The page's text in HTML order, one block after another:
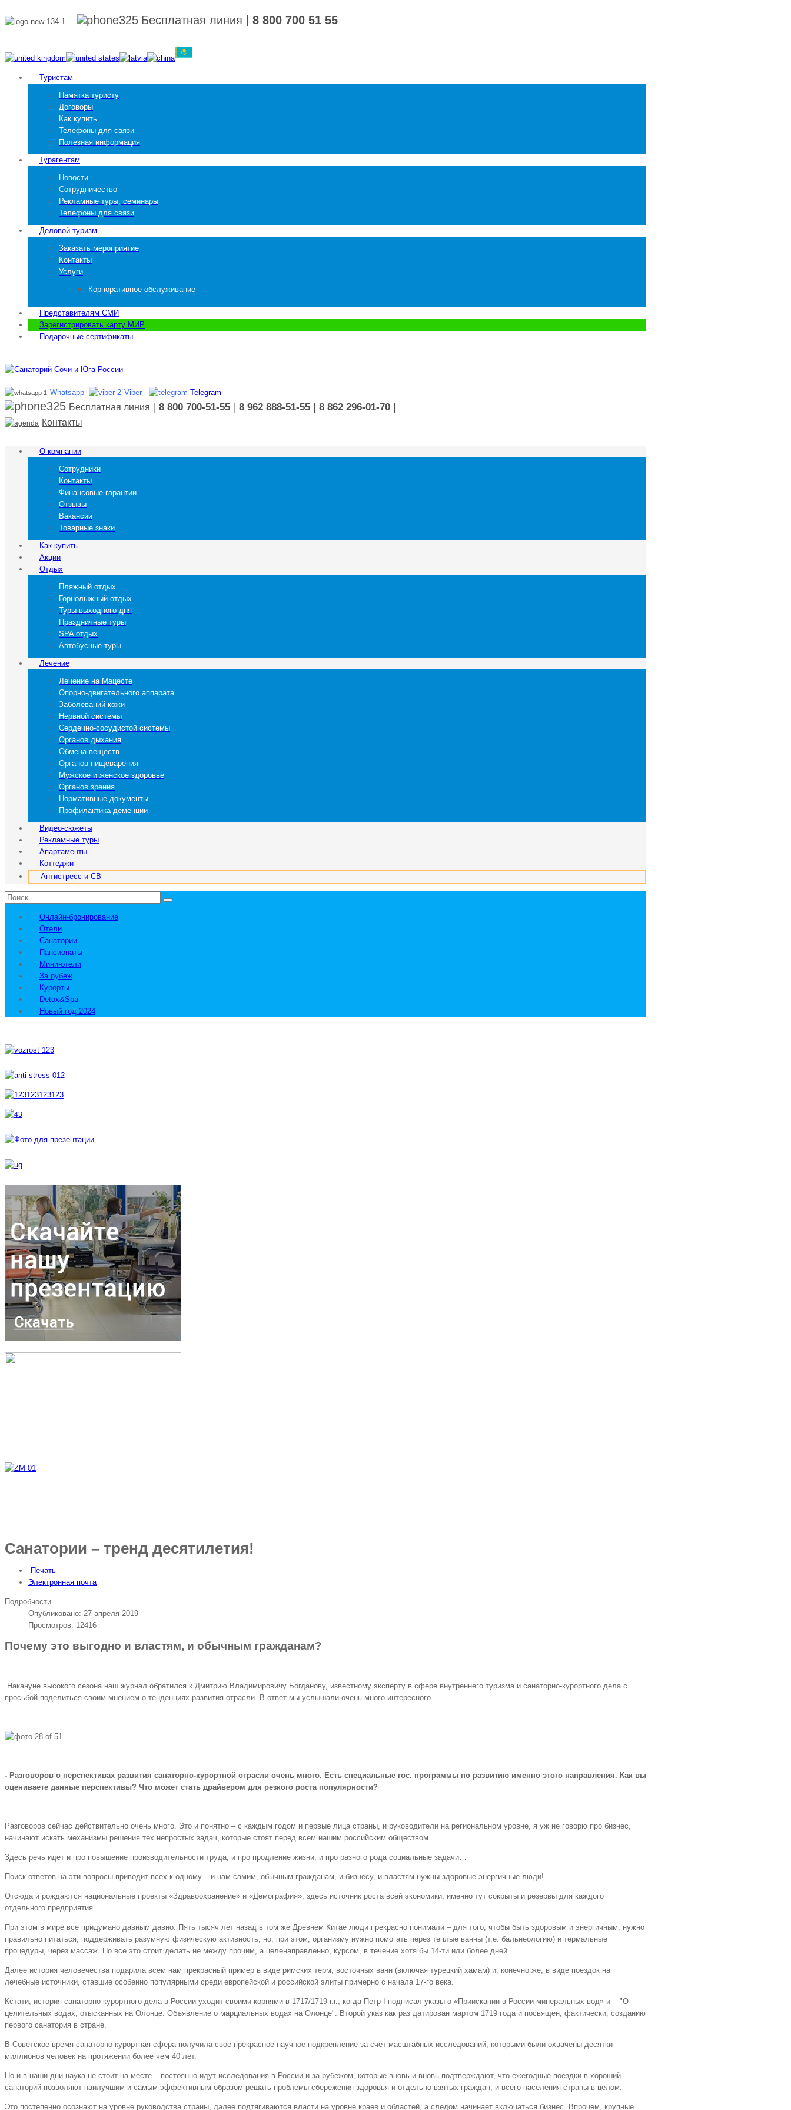
Бесплатная линия 8 800 700 51 55
Туристам
Памятка туристу
Договоры
Как купить
Телефоны для связи
Полезная информация
Турагентам
Новости
Сотрудничество
Рекламные туры, семинары
Телефоны для связи
Деловой туризм
Заказать мероприятие
Контакты
Услуги
Корпоративное обслуживание
Представителям СМИ
Зарегистрировать карту МИР
Подарочные сертификаты
Whatsapp Viber Telegram
Бесплатная линия | 8 800 700-51-55 | 8 962 888-51-55 | 8 862 296-01-70 |
Контакты
О компании
Сотрудники
Контакты
Финансовые гарантии
Отзывы
Вакансии
Товарные знаки
Как купить
Акции
Отдых
Пляжный отдых
Горнолыжный отдых
Туры выходного дня
Праздничные туры
SPA отдых
Автобусные туры
Лечение
Лечение на Мацесте
Опорно-двигательного аппарата
Заболеваний кожи
Нервной системы
Сердечно-сосудистой системы
Органов дыхания
Обмена веществ
Органов пищеварения
Мужское и женское здоровье
Органов зрения
Нормативные документы
Профилактика деменции
Видео-сюжеты
Рекламные туры
Апартаменты
Коттеджи
Антистресс и СВ
Онлайн-бронирование
Отели
Санатории
Пансионаты
Мини-отели
За рубеж
Курорты
Detox&Spa
Новый год 2024
Санатории – тренд десятилетия!
Печать
Электронная почта
Подробности
Опубликовано: 27 апреля 2019
Просмотров: 12416
Почему это выгодно и властям, и обычным гражданам?
Накануне высокого сезона наш журнал обратился к Дмитрию Владимировичу Богданову, известному эксперту в сфере внутреннего туризма и санаторно-курортного дела с
просьбой поделиться своим мнением о тенденциях развития отрасли. В ответ мы услышали очень много интересного…
- Разговоров о перспективах развития санаторно-курортной отрасли очень много. Есть специальные гос. программы по развитию именно этого направления. Как вы
оцениваете данные перспективы? Что может стать драйвером для резкого роста популярности?
Разговоров сейчас действительно очень много. Это и понятно – с каждым годом и первые лица страны, и руководители на региональном уровне, я уж не говорю про бизнес,
начинают искать механизмы решения тех непростых задач, которые стоят перед всем нашим российским обществом.
Здесь речь идет и про повышение производительности труда, и про продление жизни, и про разного рода социальные задачи…
Поиск ответов на эти вопросы приводит всех к одному – и нам самим, обычным гражданам, и бизнесу, и властям нужны здоровые энергичные люди!
Отсюда и рождаются национальные проекты «Здравоохранение» и «Демография», здесь источник роста всей экономики, именно тут сокрыты и резервы для каждого
отдельного предприятия.
При этом в мире все придумано давным давно. Пять тысяч лет назад в том же Древнем Китае люди прекрасно понимали – для того, чтобы быть здоровым и энергичным, нужно
правильно питаться, поддерживать разумную физическую активность, но, при этом, организму нужно помогать через теплые ванны (т.е. бальнеологию) и термальные
процедуры, через массаж. Но все это стоит делать не между прочим, а целенаправленно, курсом, в течение хотя бы 14-ти или более дней.
Далее история человечества подарила всем нам прекрасный пример в виде римских терм, восточных ванн (включая турецкий хамам) и, конечно же, в виде поездок на
лечебные источники, ставшие особенно популярными среди европейской и российской элиты примерно с начала 17-го века.
Кстати, история санаторно-курортного дела в России уходит своими корнями в 1717/1719 г.г., когда Петр I подписал указы о «Приискании в России минеральных вод» и "О
целительных водах, отысканных на Олонце. Объявление о марциальных водах на Олонце". Второй указ как раз датирован мартом 1719 года и посвящен, фактически, созданию
первого санатория в стране.
В Советское время санаторно-курортная сфера получила свое прекрасное научное подкрепление за счет масштабных исследований, которыми были охвачены десятки
миллионов человек на протяжении более чем 40 лет.
Но и в наши дни наука не стоит на месте – постоянно идут исследования в России и за рубежом, которые вновь и вновь подтверждают, что ежегодные поездки в хороший
санаторий позволяют наилучшим и самым эффективным образом решать проблемы сбережения здоровья и отдельно взятых граждан, и всего населения страны в целом.
Это постепенно осознают на уровне руководства страны, далее подтягиваются власти на уровне краев и областей, а следом начинает включаться бизнес. Впрочем, крупные